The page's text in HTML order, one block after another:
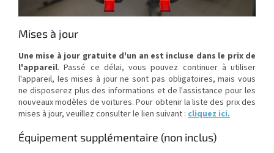
Mises à jour
Une mise à jour gratuite d'un an est incluse dans le prix de
l'appareil. Passé ce délai, vous pouvez continuer à utiliser
l'appareil, les mises à jour ne sont pas obligatoires, mais vous
ne disposerez plus des informations et de l'assistance pour les
nouveaux modèles de voitures. Pour obtenir la liste des prix des
mises à jour, veuillez consulter le lien suivant : cliquez ici.
Équipement supplémentaire (non inclus)